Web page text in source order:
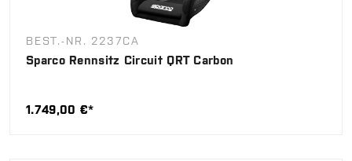
BEST.-NR. 2237CA
Sparco Rennsitz Circuit QRT Carbon
1.749,00 €*